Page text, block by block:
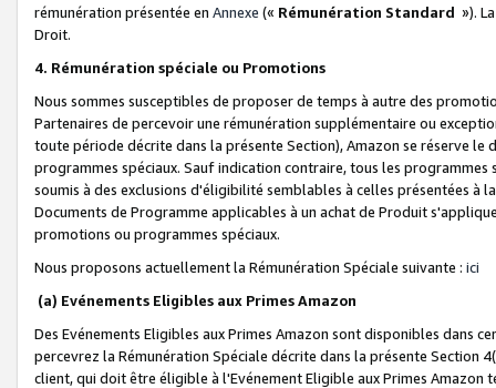
rémunération présentée en Annexe (« Rémunération Standard »).
Droit.
4. Rémunération spéciale ou Promotions
Nous sommes susceptibles de proposer de temps à autre des
Partenaires de percevoir une rémunération supplémentaire ou
toute période décrite dans la présente Section), Amazon se réserve
programmes spéciaux. Sauf indication contraire, tous les
soumis à des exclusions d'éligibilité semblables à celles présentées à
Documents de Programme applicables à un achat de Produit
promotions ou programmes spéciaux.
Nous proposons actuellement la Rémunération Spéciale suivante : ici
(a) Evénements Eligibles aux Primes Amazon
Des Evénements Eligibles aux Primes Amazon sont disponibles dans
percevrez la Rémunération Spéciale décrite dans la présente Section
client, qui doit être éligible à l'Evénement Eligible aux Primes Amazon